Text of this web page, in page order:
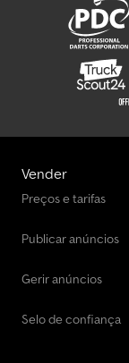
de funcionamento:
/ 19h00; Sábado:
certificada. -
marcação. -
Possibilidade de
não se
incluem IVA e
Asy R Nldjcieha
Vender
Preços e tarifas
Publicar anúncios
Gerir anúncios
Selo de confiança